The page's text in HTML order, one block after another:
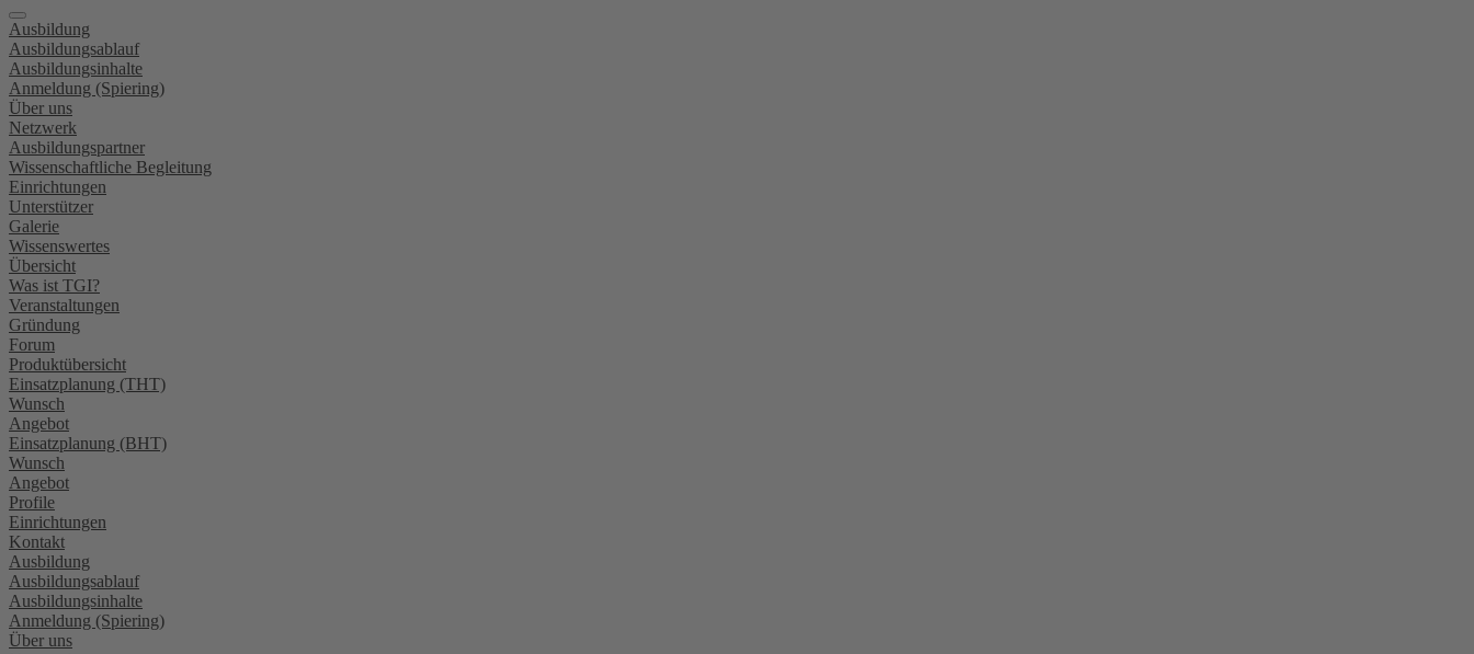
Ausbildung
Ausbildungsablauf
Ausbildungsinhalte
Anmeldung (Spiering)
Über uns
Netzwerk
Ausbildungspartner
Wissenschaftliche Begleitung
Einrichtungen
Unterstützer
Galerie
Wissenswertes
Übersicht
Was ist TGI?
Veranstaltungen
Gründung
Forum
Produktübersicht
Einsatzplanung (THT)
Wunsch
Angebot
Einsatzplanung (BHT)
Wunsch
Angebot
Profile
Einrichtungen
Kontakt
Ausbildung
Ausbildungsablauf
Ausbildungsinhalte
Anmeldung (Spiering)
Über uns